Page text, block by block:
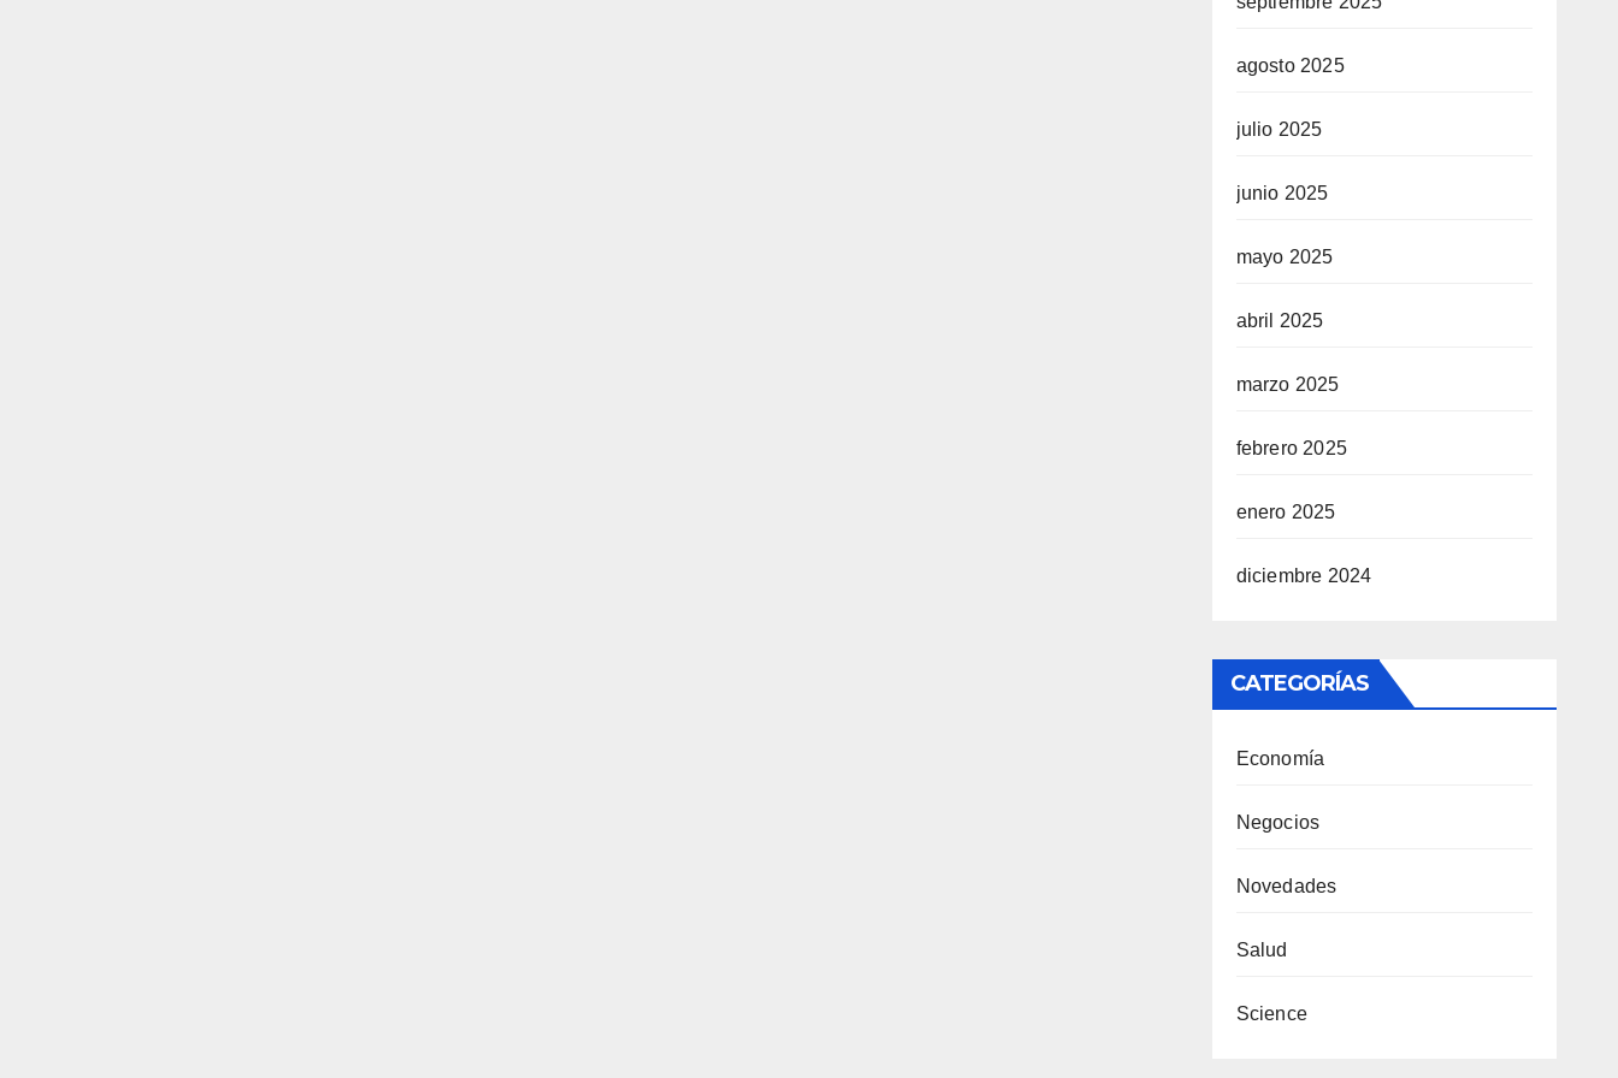
agosto 2025
julio 2025
junio 2025
mayo 2025
abril 2025
marzo 2025
febrero 2025
enero 2025
diciembre 2024
CATEGORÍAS
Economía
Negocios
Novedades
Salud
Science